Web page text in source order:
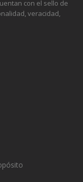
con el sello de
veracidad,